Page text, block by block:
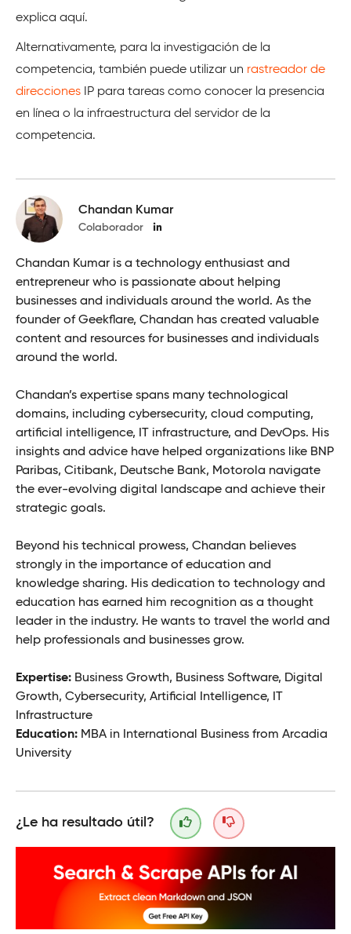
explica aquí.
Alternativamente, para la investigación de la
competencia, también puede utilizar un rastreador de
direcciones IP para tareas como conocer la presencia
en línea o la infraestructura del servidor de la
competencia.
Chandan Kumar
Colaborador
Chandan Kumar is a technology enthusiast and
entrepreneur who is passionate about helping
businesses and individuals around the world. As the
founder of Geekflare, Chandan has created valuable
content and resources for businesses and individuals
around the world.
Chandan’s expertise spans many technological
domains, including cybersecurity, cloud computing,
artificial intelligence, IT infrastructure, and DevOps. His
insights and advice have helped organizations like BNP
Paribas, Citibank, Deutsche Bank, Motorola navigate
the ever-evolving digital landscape and achieve their
strategic goals.
Beyond his technical prowess, Chandan believes
strongly in the importance of education and
knowledge sharing. His dedication to technology and
education has earned him recognition as a thought
leader in the industry. He wants to travel the world and
help professionals and businesses grow.
Expertise: Business Growth, Business Software, Digital
Growth, Cybersecurity, Artificial Intelligence, IT
Infrastructure
Education: MBA in International Business from Arcadia
University
¿Le ha resultado útil?